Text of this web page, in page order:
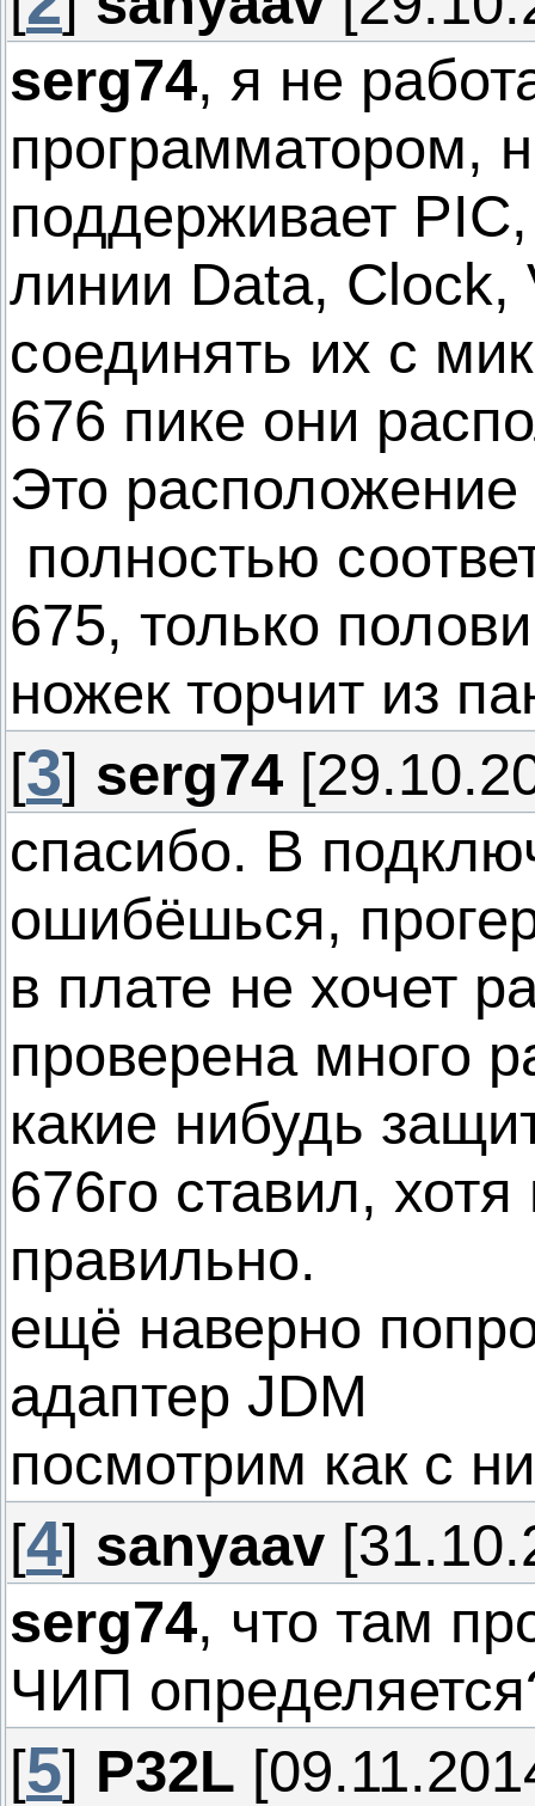
serg74, я не
программатором,
поддерживает
линии Data,
соединять их с
676 пике они
Это
полностью
675, только
ножек торчит из
[3] serg74
спасибо. В
ошибёшься,
в плате не хочет
проверена много
какие нибудь
676го ставил,
правильно.
ещё наверно
адаптер JDM
посмотрим как с
[4] sanyaav
serg74, что там
ЧИП
[5] P32L